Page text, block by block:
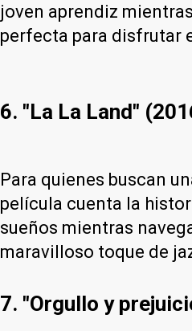
joven aprendiz
perfecta para disfrutar
6. "La La Land"
Para quienes buscan
película cuenta la
sueños mientras
maravilloso toque de
7. "Orgullo y